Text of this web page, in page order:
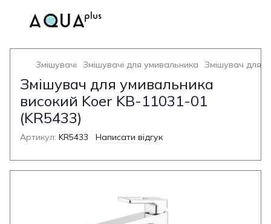
Змішувачі Змішувачі для умивальника Змішувач для
Змішувач для умивальника
високий Koer KB-11031-01
(KR5433)
Артикул: KR5433 Написати відгук